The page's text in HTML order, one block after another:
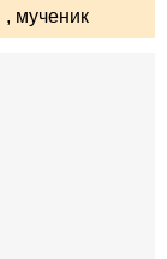
, мученик